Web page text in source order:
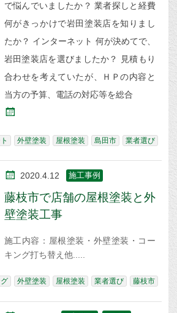
で悩んでいましたか？ 業者探しと経費
何がきっかけで岩田塗装店を知りまし
たか？ インターネット 何が決めてで、
岩田塗装店を選びましたか？ 見積もり
合わせを考えていたが、ＨＰの内容と
当方の予算、電話の対応等を総合
外壁塗装 屋根塗装 島田市 業者選び
2020.4.12 施工事例
藤枝市で店舗の屋根塗装と外
壁塗装工事
施工内容：屋根塗装・外壁塗装・コー
キング打ち替え他
外壁塗装 屋根塗装 業者選び 藤枝市